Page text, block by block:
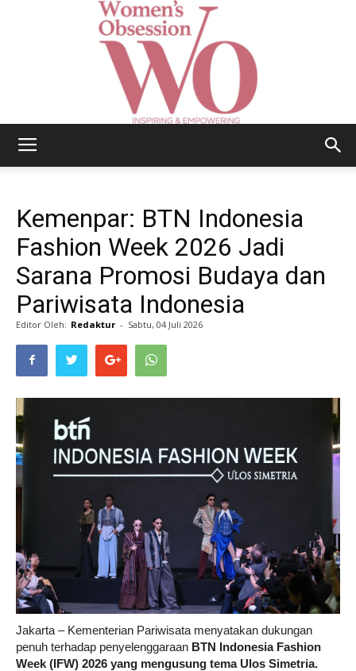
Obsession
|
Style
Kemenpar: BTN Indonesia
Fashion Week 2026 Jadi
Sarana Promosi Budaya dan
Pariwisata Indonesia
Editor Oleh: Redaktur - Sabtu, 04 Juli 2026
Jakarta – Kementerian Pariwisata menyatakan dukungan
penuh terhadap penyelenggaraan BTN Indonesia Fashion
Week (IFW) 2026 yang mengusung tema Ulos Simetria.